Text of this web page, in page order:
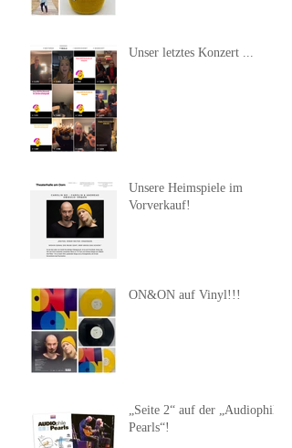
Unser letztes Konzert ...
Unsere Heimspiele im
Vorverkauf!
ON&ON auf Vinyl!!!
„Seite 2“ auf der „Audiophile
Pearls“!